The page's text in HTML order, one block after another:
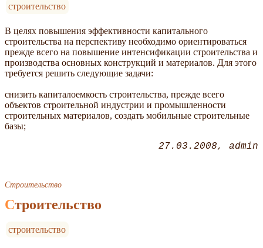
строительство
В целях повышения эффективности капитального
строительства на перспективу необходимо ориентироваться
прежде всего на повышение интенсификации строительства и
производства основных конструкций и материалов. Для этого
требуется решить следующие задачи:
снизить капиталоемкость строительства, прежде всего
объектов строительной индустрии и промышленности
строительных материалов, создать мобильные строительные
базы;
27.03.2008 admin
Строительство
Строительство
строительство